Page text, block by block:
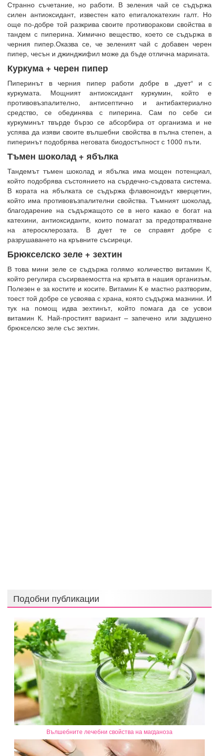
Странно съчетание, но работи. В зеления чай се съдържа
силен антиоксидант, известен като епигалокатехин галт. Но
още по-добре той разкрива своите противоракови свойства в
тандем с пиперина. Химично вещество, което се съдържа в
черния пипер.Оказва се, че зеленият чай с добавен черен
пипер, чесън и джинджифил може да бъде отлична марината.
Куркума + черен пипер
Пиперинът в черния пипер работи добре в „дует“ и с
куркумата. Мощният антиоксидант куркумин, който е
противовъзпалително, антисептично и антибактериално
средство, се обединява с пиперина. Сам по себе си
куркуминът твърде бързо се абсорбира от организма и не
успява да изяви своите вълшебни свойства в пълна степен, а
пиперинът подобрява неговата биодостъпност с 1000 пъти.
Тъмен шоколад + ябълка
Тандемът тъмен шоколад и ябълка има мощен потенциал,
който подобрява състоянието на сърдечно-съдовата система.
В кората на ябълката се съдържа флавоноидът кверцетин,
който има противовъзпалителни свойства. Тъмният шоколад,
благодарение на съдържащото се в него какао е богат на
катехини, антиоксиданти, които помагат за предотвратяване
на атеросклерозата. В дует те се справят добре с
разрушаването на кръвните съсиреци.
Брюкселско зеле + зехтин
В това мини зеле се съдържа голямо количество витамин К,
който регулира съсирваемостта на кръвта в нашия организъм.
Полезен е за костите и косите. Витамин К е мастно разтворим,
тоест той добре се усвоява с храна, която съдържа мазнини. И
тук на помощ идва зехтинът, който помага да се усвои
витамин К. Най-простият вариант – запечено или задушено
брюкселско зеле със зехтин.
Подобни публикации
Вълшебните лечебни свойства на магданоза